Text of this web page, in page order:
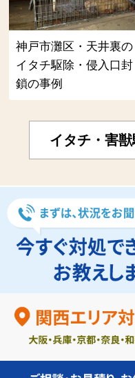
神戸市灘区・天井裏の
イタチ駆除・侵入口封
鎖の事例
イタチ・害